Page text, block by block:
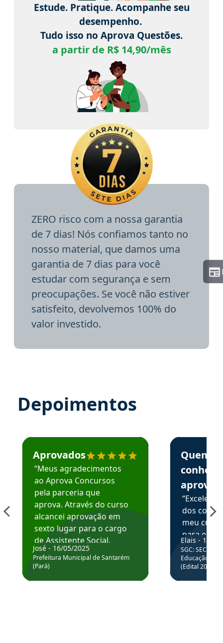
Estude. Pratique. Acompanhe seu
desempenho.
Tudo isso no Aprova Questões.
a partir de R$ 14,90/mês
ZERO risco com a nossa garantia
de 7 dias! Nós confiamos tanto no
nosso material, que damos uma
garantia de 7 dias para você
estudar com segurança e sem
preocupações. Se você não estiver
satisfeito, devolvemos 100% do
valor investido.
Depoimentos
Estudante José recomenda o Aprova Concursos em
Aprovados
“Meus agradecimentos
ao Aprova Concursos
pela parceria que
aprova. Através do curso
alcancei aprovação em
sexto lugar para o cargo
de Assistente Social.
Hoje estou atuando na
Prefeitura de Santarém.
José - 16/05/2025
Prefeitura Municipal de Santarém
(Pará)
Estudante
Quem
aprova
dos
meu
para
colocar
através
de
Elais - 15/
SGC: SEC BA
Educação
(Edital